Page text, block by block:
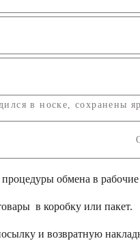
в носке, сохранены
обмена в
в коробку или пакет.
и возвратную